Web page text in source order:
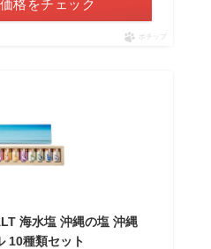
格をチェック
ポチップ
海水塩 沖縄の塩 沖縄
10種類セット